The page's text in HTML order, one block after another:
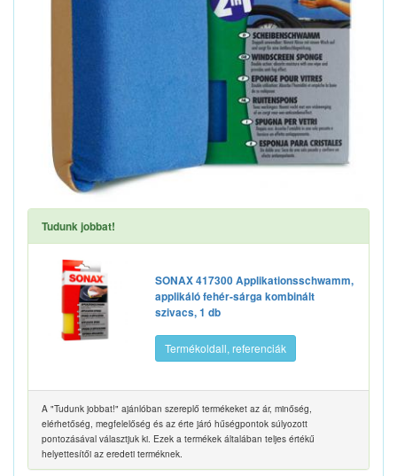
Tudunk jobbat!
SONAX 417300 Applikationsschwamm,
applikáló fehér-sárga kombinált
szivacs, 1 db
Termékoldall, referenciák
A "Tudunk jobbat!" ajánlóban szereplő termékeket az ár, minőség,
elérhetőség, megfelelőség és az érte járó hűségpontok súlyozott
pontozásával választjuk ki. Ezek a termékek általában teljes értékű
helyettesítői az eredeti terméknek.